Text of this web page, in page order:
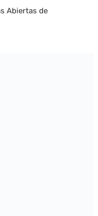
Abiertas de